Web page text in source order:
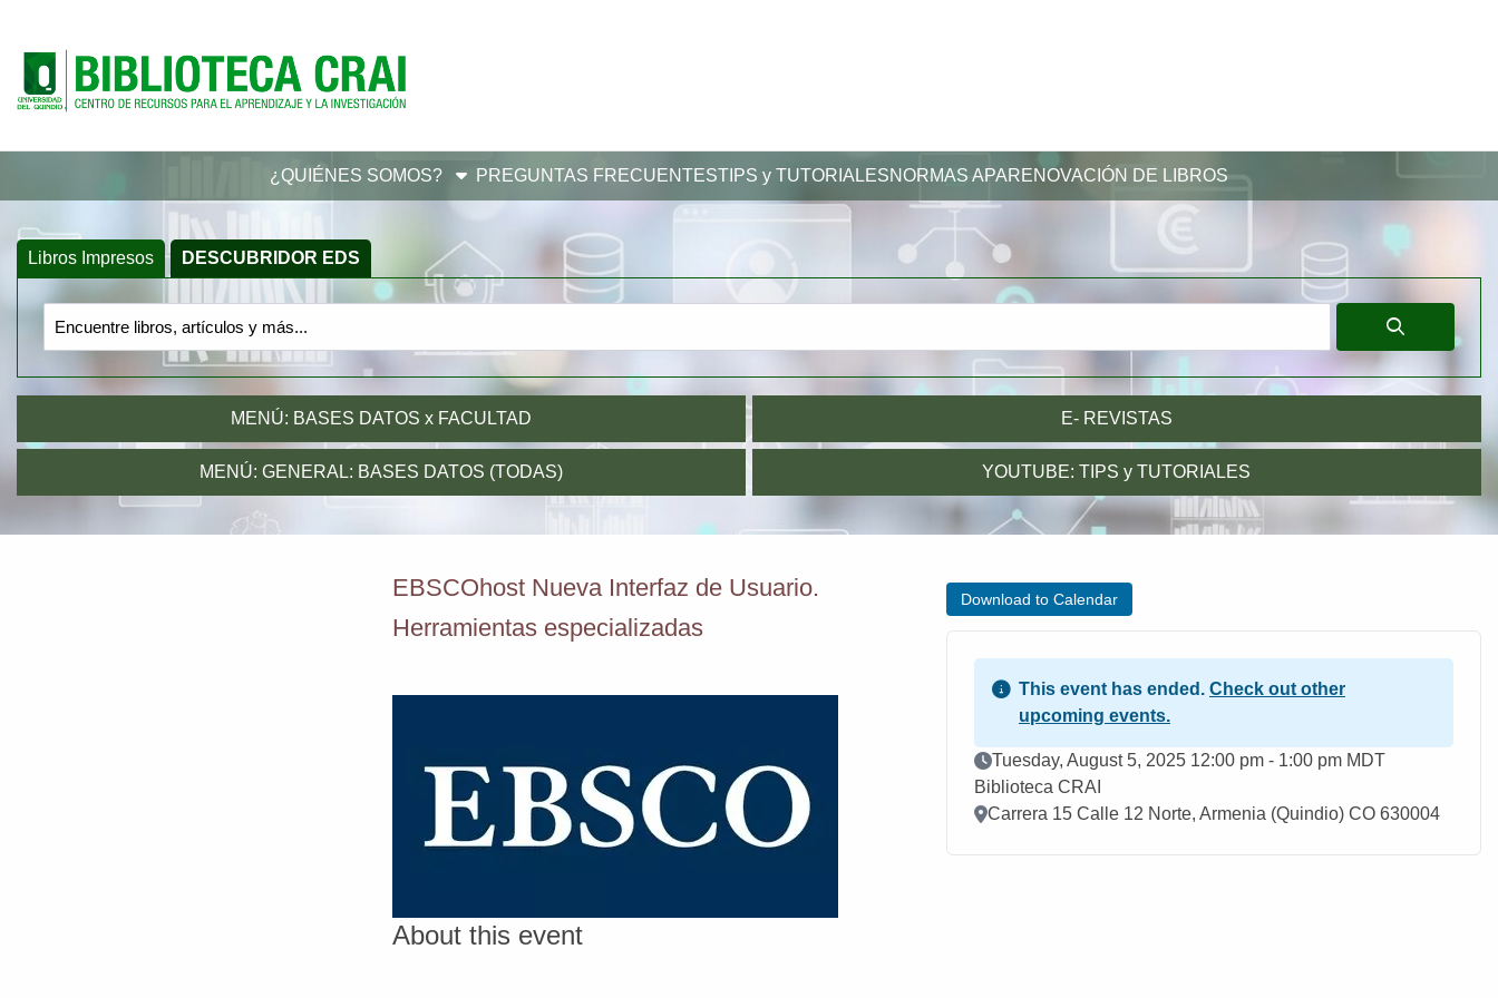
Skip to search bar
Skip to main content
Skip to footer
¿QUIÉNES SOMOS? PREGUNTAS FRECUENTESTIPS y TUTORIALESNORMAS APARENOVACIÓN DE LIBROS
Libros Impresos
DESCUBRIDOR EDS
(active tab)
Type
EDS
MENÚ: BASES DATOS x FACULTAD E- REVISTAS
MENÚ: GENERAL: BASES DATOS (TODAS) YOUTUBE: TIPS y TUTORIALES
EBSCOhost Nueva Interfaz de Usuario.
Herramientas especializadas
About this event
Download to Calendar
This event has ended. Check out other
upcoming events.
Event Date
Tuesday, August 5, 2025 12:00 pm - 1:00 pm MDT
Biblioteca CRAI
Location
Carrera 15 Calle 12 Norte, Armenia (Quindio) CO 630004